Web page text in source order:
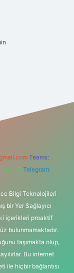
Teams:
0 726 Telegram:
Bilgi Teknolojileri
bir Yer Sağlayıcı
içerikleri proaktif
bulunmamaktadır.
taşımakta olup,
Bu internet
ile hiçbir bağlantısı